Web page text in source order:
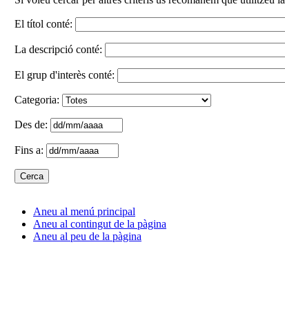
El títol conté:
La descripció conté:
El grup d'interès conté:
Categoria:
Des de:
Fins a:
Aneu al menú principal
Aneu al contingut de la pàgina
Aneu al peu de la pàgina